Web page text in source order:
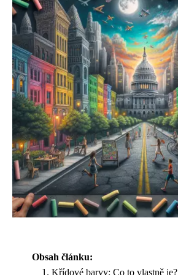
Obsah článku:
Křídové barvy: Co to vlastně je?